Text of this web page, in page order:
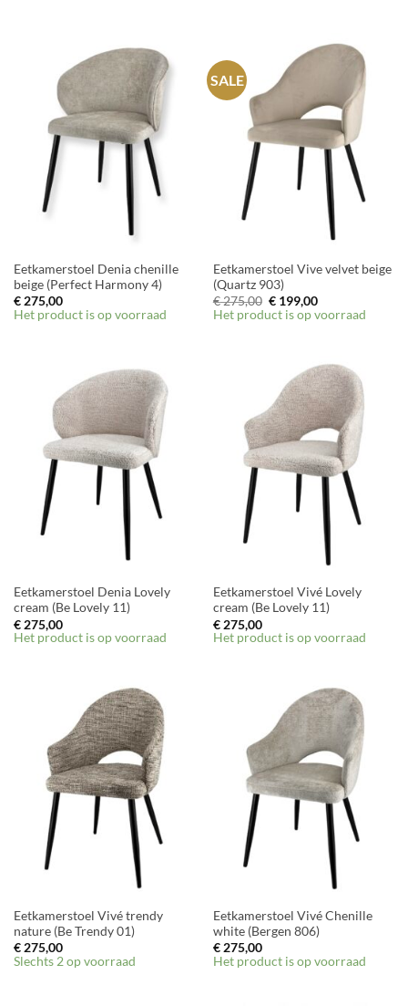
Eetkamerstoel Denia chenille
beige (Perfect Harmony 4)
€275,00
Het product is op voorraad
SALE
Eetkamerstoel Vive velvet beige
(Quartz 903)
€275,00 Oorspronkelijke
prijs
was:
€199,00Huidige
prijs
is:
Het product is op voorraad
Eetkamerstoel Denia Lovely
cream (Be Lovely 11)
€275,00
Het product is op voorraad
Eetkamerstoel Vivé Lovely
cream (Be Lovely 11)
€275,00
Het product is op voorraad
Eetkamerstoel Vivé trendy
nature (Be Trendy 01)
€275,00
Slechts 2 op voorraad
Eetkamerstoel Vivé Chenille
white (Bergen 806)
€275,00
Het product is op voorraad